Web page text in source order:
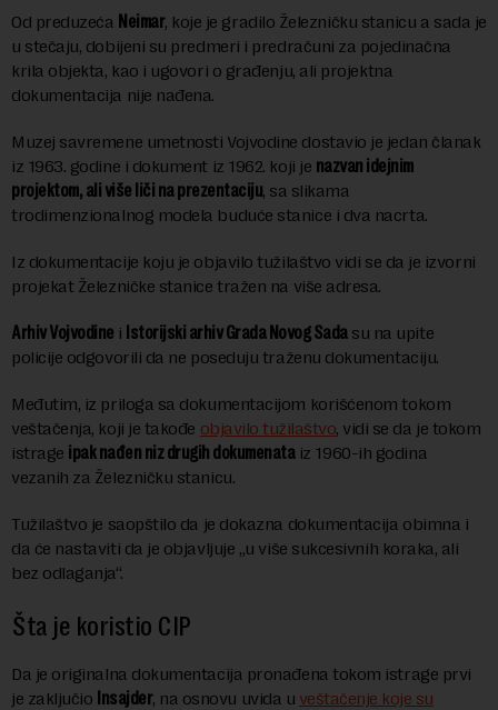
Od preduzeća Neimar, koje je gradilo Železničku stanicu a sada je
u stečaju, dobijeni su predmeri i predračuni za pojedinačna
krila objekta, kao i ugovori o građenju, ali projektna
dokumentacija nije nađena.
Muzej savremene umetnosti Vojvodine dostavio je jedan članak
iz 1963. godine i dokument iz 1962. koji je nazvan idejnim
projektom, ali više liči na prezentaciju, sa slikama
trodimenzionalnog modela buduće stanice i dva nacrta.
Iz dokumentacije koju je objavilo tužilaštvo vidi se da je izvorni
projekat Železničke stanice tražen na više adresa.
Arhiv Vojvodine i Istorijski arhiv Grada Novog Sadasu na upite
policije odgovorili da ne poseduju traženu dokumentaciju.
Međutim, iz priloga sa dokumentacijom korišćenom tokom
veštačenja, koji je takođe objavilo tužilaštvo, vidi se da je tokom
istrage ipak nađen niz drugih dokumenataiz 1960-ih godina
vezanih za Železničku stanicu.
Tužilaštvo je saopštilo da je dokazna dokumentacija obimna i
da će nastaviti da je objavljuje „u više sukcesivnih koraka, ali
bez odlaganja“.
Šta je koristio CIP
Da je originalna dokumentacija pronađena tokom istrage prvi
je zaključio Insajder, na osnovu uvida u veštačenje koje su